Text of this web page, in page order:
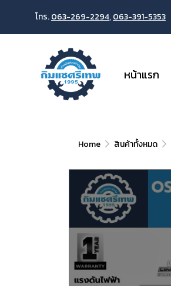
โทร.063-269-2294,063-391-5353
หน้าแรก
Home สินค้าทั้งหมด